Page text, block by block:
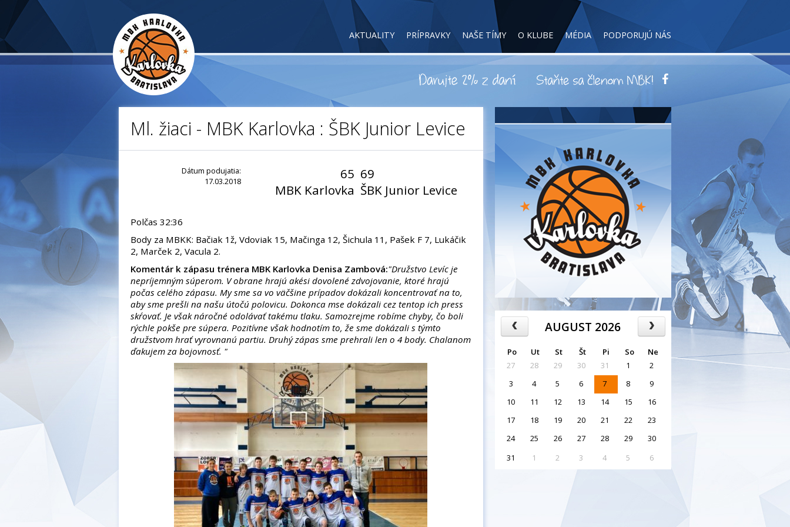
AKTUALITY PRÍPRAVKY NAŠE TÍMY O KLUBE MÉDIA PODPORUJÚ NÁS
Ml. žiaci - MBK Karlovka : ŠBK Junior Levice
Dátum podujatia:
17.03.2018
65
MBK Karlovka
69
ŠBK Junior Levice
Polčas 32:36
Body za MBKK: Bačiak 1ž, Vdoviak 15, Mačinga 12, Šichula 11, Pašek F 7, Lukáčik
2, Marček 2, Vacula 2.
Komentár k zápasu trénera MBK Karlovka Denisa Zambová:"Družstvo Levíc je
nepríjemným súperom. V obrane hrajú akési dovolené zdvojovanie, ktoré hrajú
počas celého zápasu. My sme sa vo väčšine prípadov dokázali koncentrovať na to,
aby sme prešli na našu útočú polovicu. Dokonca mse dokázali cez tentop ich press
skŕovať. Je však náročné odolávať takému tlaku. Samozrejme robíme chyby, čo boli
rýchle pokše pre súpera. Pozitívne však hodnotím to, že sme dokázali s týmto
družstvom hrať vyrovnanú partiu. Druhý zápas sme prehrali len o 4 body. Chalanom
ďakujem za bojovnosť. "
AUGUST 2026
Po Ut St Št Pi So
Ne
27
28 29 30 31 1
2
3
4 5 6 7 8
9
10
11 12 13 14 15
16
17
18 19 20 21 22
23
24
25 26 27 28 29
30
31
1 2 3 4 5 6